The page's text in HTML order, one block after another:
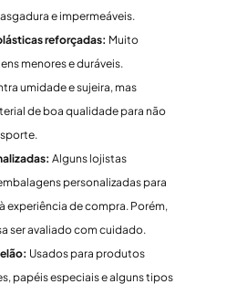
e impermeáveis.
reforçadas: Muito
menores e duráveis.
umidade e sujeira, mas
de boa qualidade para não
Alguns lojistas
personalizadas para
experiência de compra. Porém,
ser avaliado com cuidado.
Usados para produtos
papéis especiais e alguns tipos